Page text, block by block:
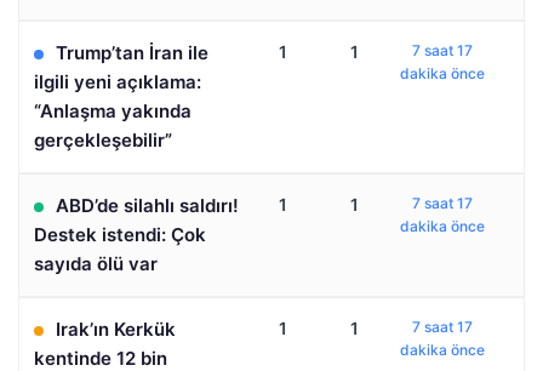
Trump’tan İran ile
ilgili yeni açıklama:
“Anlaşma yakında
gerçekleşebilir”
1 1
7 saat 17
dakika önce
ABD’de silahlı saldırı!
Destek istendi: Çok
sayıda ölü var
1 1
7 saat 17
dakika önce
Irak’ın Kerkük
kentinde 12 bin
1 1
7 saat 17
dakika önce